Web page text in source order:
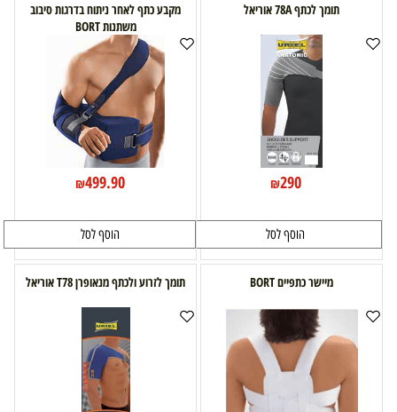
תומך לכתף 78A אוריאל
₪290
הוסף לסל
מקבע כתף לאחר ניתוח בדרגות סיבוב
משתנות BORT
₪499.90
הוסף לסל
מיישר כתפיים BORT תומך לזרוע ולכתף מנאופרן T78 אוריאל